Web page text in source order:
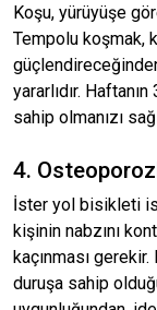
Koşu, yürüyüşe
Tempolu koşmak,
yararlıdır.
sahip olmanızı
4.
İster yol bisikleti
kişinin nabzını
kaçınması
duruşa sahip